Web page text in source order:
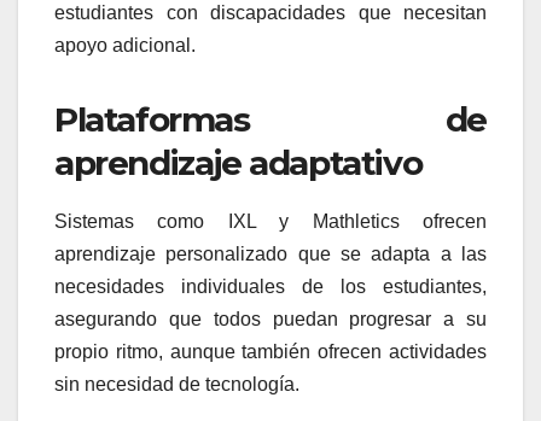
estudiantes con discapacidades que necesitan
apoyo adicional.
Plataformas de
aprendizaje adaptativo
Sistemas como IXL y Mathletics ofrecen
aprendizaje personalizado que se adapta a las
necesidades individuales de los estudiantes,
asegurando que todos puedan progresar a su
propio ritmo, aunque también ofrecen actividades
sin necesidad de tecnología.